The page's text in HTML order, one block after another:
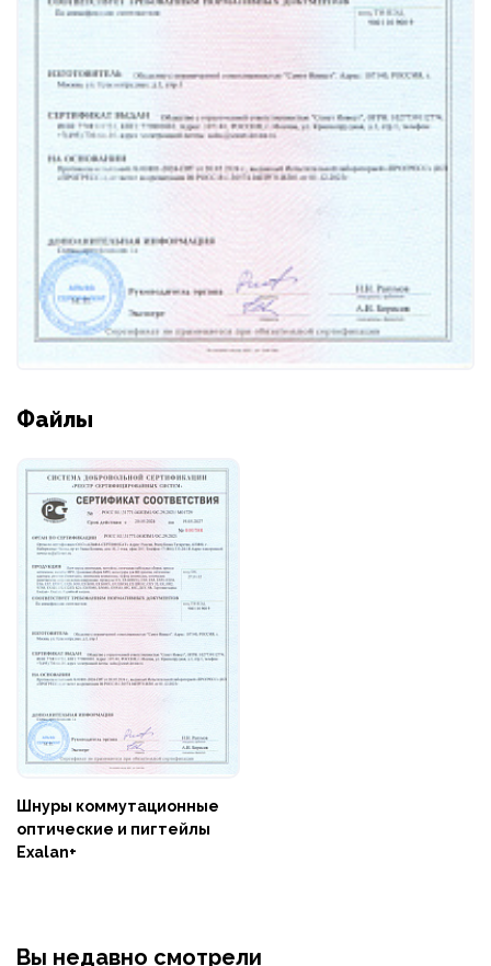
Файлы
Шнуры коммутационные
оптические и пигтейлы
Exalan+
Вы недавно смотрели